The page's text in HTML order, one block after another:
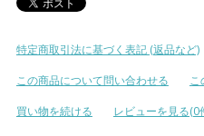
特定商取引法に基づく表記 (返品など)
この商品について問い合わせる
こ
買い物を続ける
レビューを見る(0